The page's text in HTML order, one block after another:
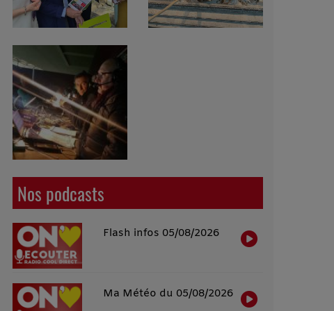
Nos podcasts
Flash infos 05/08/2026
Ma Météo du 05/08/2026